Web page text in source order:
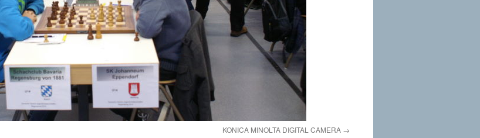
KONICA MINOLTA DIGITAL CAMERA